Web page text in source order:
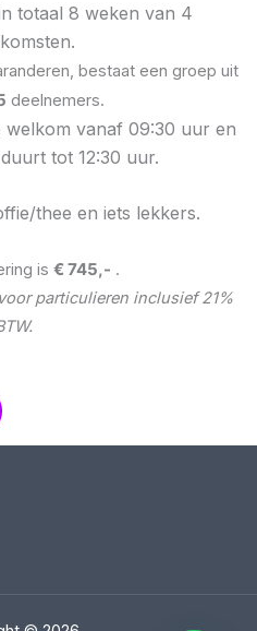
totaal 8 weken van 4
bestaat een groep uit
deelnemers.
welkom vanaf 09:30 uur en
tot 12:30 uur.
thee en iets lekkers.
is € 745,- .
particulieren inclusief 21%